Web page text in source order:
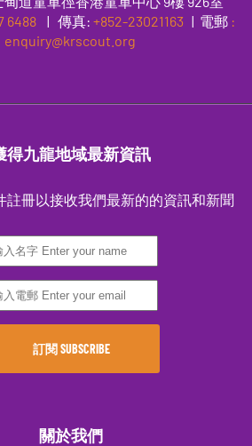
6488 | 傳真: +852-23021163 | 電郵 :
enquiry@krscout.org
得九龍地域最新資訊
註冊以接收我們最新的的資訊和新聞
關於我們